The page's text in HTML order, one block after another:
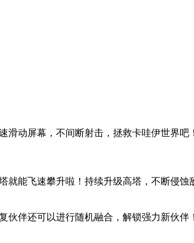
动屏幕，不间断射击，拯救卡哇伊世界
能飞速攀升啦！持续升级高塔，不断侵蚀
伴还可以进行随机融合，解锁强力新伙伴